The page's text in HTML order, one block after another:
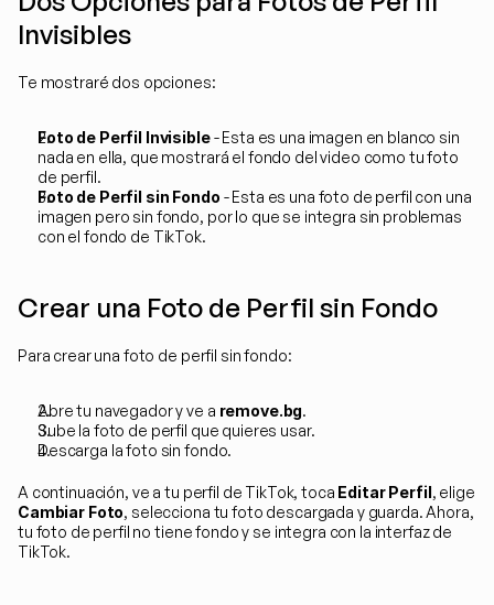
Invisibles
Te mostraré dos opciones:
Foto de Perfil Invisible - Esta es una imagen en blanco sin
nada en ella, que mostrará el fondo del video como tu foto
de perfil.
Foto de Perfil sin Fondo - Esta es una foto de perfil con una
imagen pero sin fondo, por lo que se integra sin problemas
con el fondo de TikTok.
Crear una Foto de Perfil sin Fondo
Para crear una foto de perfil sin fondo:
Abre tu navegador y ve a remove.bg.
Sube la foto de perfil que quieres usar.
Descarga la foto sin fondo.
A continuación, ve a tu perfil de TikTok, toca Editar Perfil
Cambiar Foto, selecciona tu foto descargada y guarda. Ahora,
tu foto de perfil no tiene fondo y se integra con la interfaz de
TikTok.